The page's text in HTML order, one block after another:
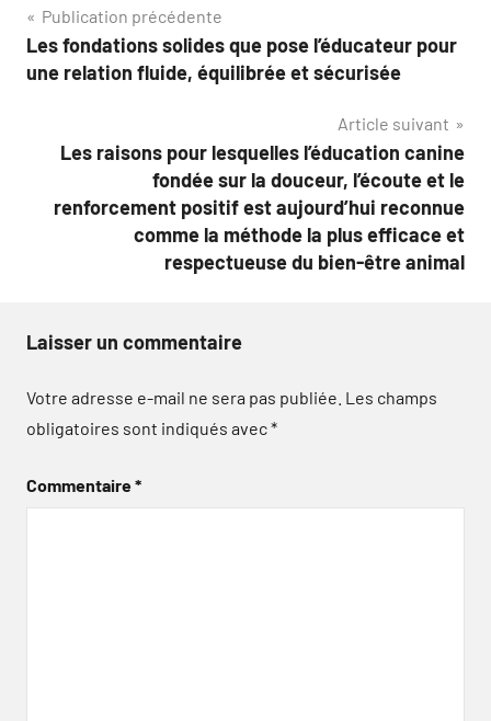
Navigation
de
Publication précédente
Les fondations solides que pose l’éducateur pour
une relation fluide, équilibrée et sécurisée
Article suivant
Les raisons pour lesquelles l’éducation canine
fondée sur la douceur, l’écoute et le
renforcement positif est aujourd’hui reconnue
comme la méthode la plus efficace et
respectueuse du bien-être animal
Laisser un commentaire
Votre adresse e-mail ne sera pas publiée. Les champs
obligatoires sont indiqués avec*
Commentaire*